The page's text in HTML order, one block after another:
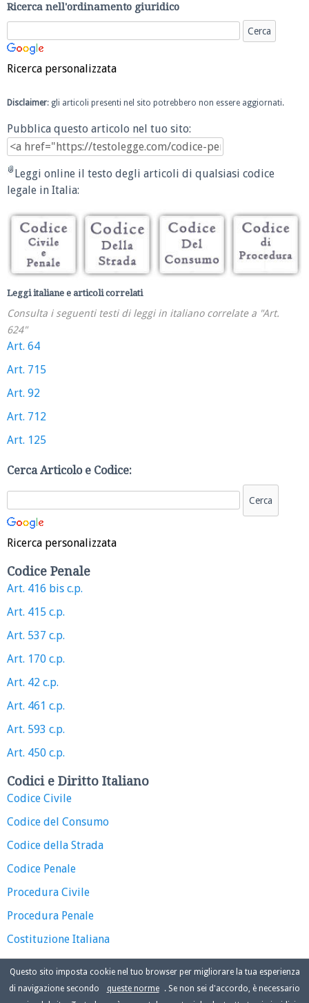
Ricerca nell'ordinamento giuridico
Ricerca personalizzata
Disclaimer: gli articoli presenti nel sito potrebbero non essere aggiornati.
Pubblica questo articolo nel tuo sito:
Leggi online il testo degli articoli di qualsiasi codice
legale in Italia:
Leggi italiane e articoli correlati
Consulta i seguenti testi di leggi in italiano correlate a "Art.
624"
Art. 64
Art. 715
Art. 92
Art. 712
Art. 125
Cerca Articolo e Codice:
Ricerca personalizzata
Codice Penale
Art. 416 bis c.p.
Art. 415 c.p.
Art. 537 c.p.
Art. 170 c.p.
Art. 42 c.p.
Art. 461 c.p.
Art. 593 c.p.
Art. 450 c.p.
Codici e Diritto Italiano
Codice Civile
Codice del Consumo
Codice della Strada
Codice Penale
Procedura Civile
Procedura Penale
Costituzione Italiana
Questo sito imposta cookie nel tuo browser per migliorare la tua esperienza
di navigazione secondo
queste norme
. Se non sei d'accordo, è necessario